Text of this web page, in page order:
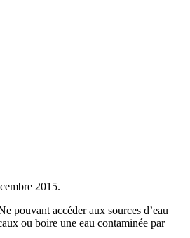
2015.
pouvant accéder aux sources d’eau
ou boire une eau contaminée par